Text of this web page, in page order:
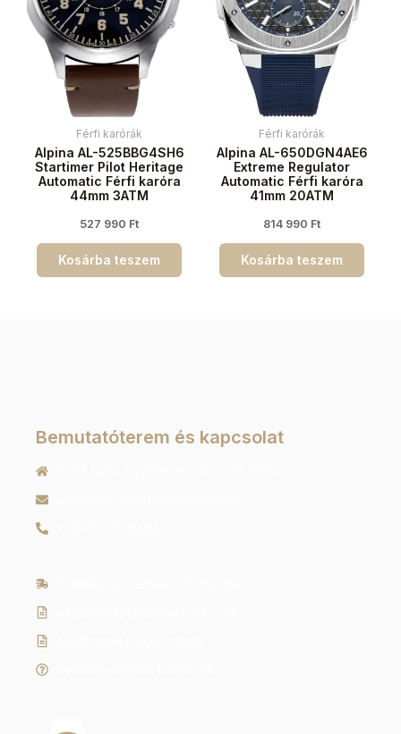
Férfi karórák
Alpina AL-525BBG4SH6
Startimer Pilot Heritage
Automatic Férfi karóra
44mm 3ATM
527 990 Ft
Kosárba teszem
Férfi karórák
Alpina AL-650DGN4AE6
Extreme Regulator
Automatic Férfi karóra
41mm 20ATM
814 990 Ft
Kosárba teszem
Bemutatóterem és kapcsolat